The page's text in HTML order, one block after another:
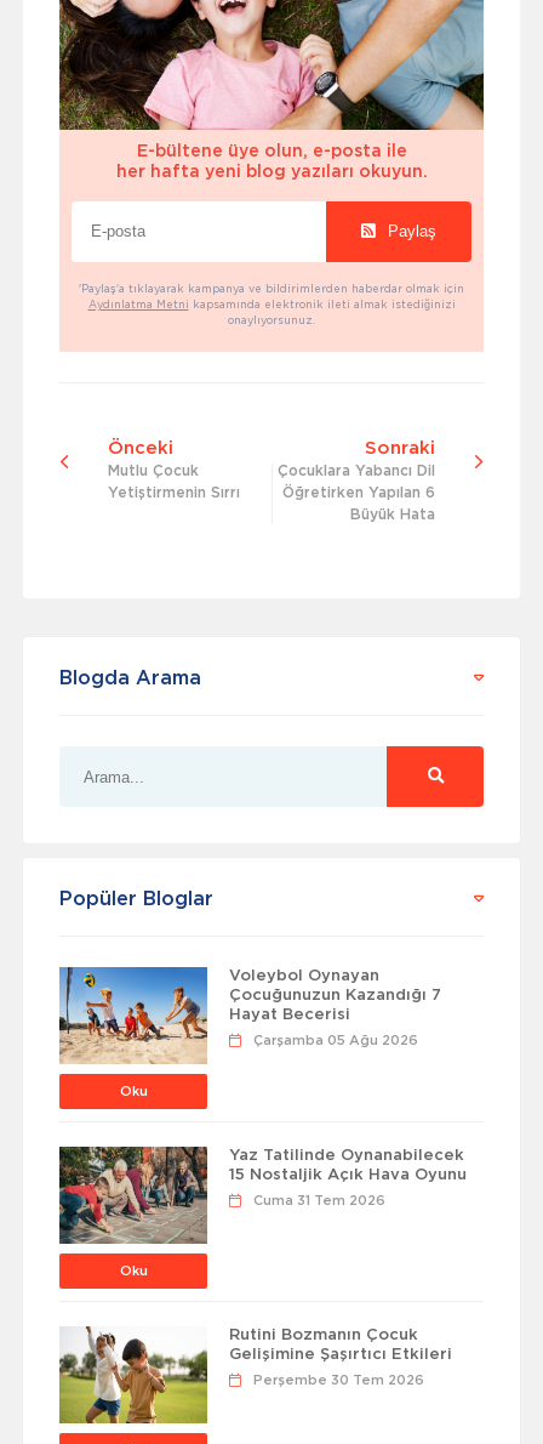
E-bültene üye olun, e-posta ile
her hafta yeni blog yazıları okuyun.
Paylaş
'Paylaş'a tıklayarak kampanya ve bildirimlerden haberdar olmak için
Aydınlatma Metni kapsamında elektronik ileti almak istediğinizi
onaylıyorsunuz.
Önceki
Mutlu Çocuk
Yetiştirmenin Sırrı
Sonraki
Çocuklara Yabancı Dil
Öğretirken Yapılan 6
Büyük Hata
Blogda Arama
Popüler Bloglar
Oku
Voleybol Oynayan
Çocuğunuzun Kazandığı 7
Hayat Becerisi
Çarşamba 05 Ağu 2026
Oku
Yaz Tatilinde Oynanabilecek
15 Nostaljik Açık Hava Oyunu
Cuma 31 Tem 2026
Rutini Bozmanın Çocuk
Gelişimine Şaşırtıcı Etkileri
Perşembe 30 Tem 2026